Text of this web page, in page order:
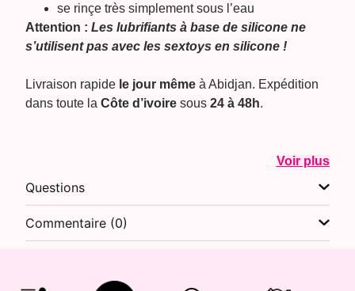
se rinçe très simplement sous l’eau
Attention :Les lubrifiants à base de silicone ne
s’utilisent pas avec les sextoys en silicone !
Livraison rapide le jour même à Abidjan. Expédition
dans toute laCôte d’ivoire sous24 à 48h.
Voir plus
Questions
Commentaire (0)